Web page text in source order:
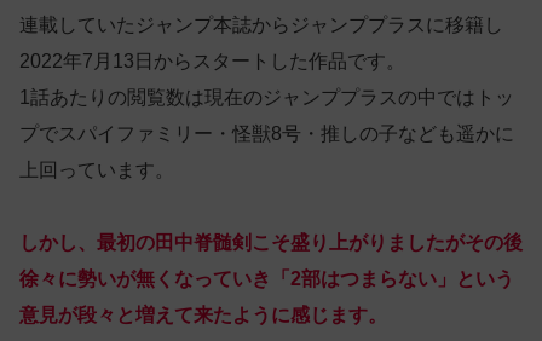
連載していたジャンプ本誌からジャンププラスに移籍し
2022年7月13日からスタートした作品です。
1話あたりの閲覧数は現在のジャンププラスの中ではトッ
プでスパイファミリー・怪獣8号・推しの子なども遥かに
上回っています。
しかし、最初の田中脊髄剣こそ盛り上がりましたがその後
徐々に勢いが無くなっていき「2部はつまらない」という
意見が段々と増えて来たように感じます。